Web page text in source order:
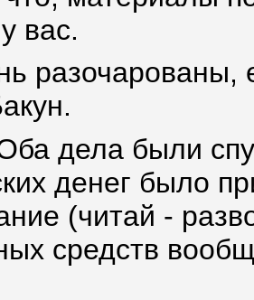
вас.
разочарованы,
дела были
денег было
(читай -
средств